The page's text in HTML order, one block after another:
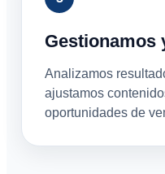
Gestionamos
Analizamos
ajustamos
oportunidades de